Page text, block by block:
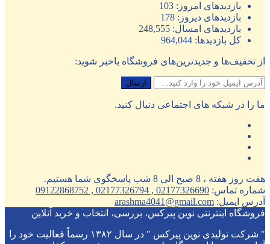
بازدیدهای امروز: 103
بازدیدهای دیروز: 178
بازدیدهای امسال: 248,555
کل بازدیدها: 964,044
از تخفیف‌ها و جدیدترین‌های فروشگاه باخبر شوید:
ما را در شبکه های اجتماعی دنبال کنید.
هفت روز هفته ، 8 صبح الی 8 شب پاسخگوی شما هستیم.
شماره تماس: 02177326690 , 02177326794 , 09122868752
آدرس ایمیل: arashma4041@gmail.com
فروشگاه اینترنتی نوین پیرکس، بررسی، انتخاب و خرید آنلاین
" شرکت تولیدی نوین پیرکس " در سال ۱۳۸۲ رسماً فعالیت خود را